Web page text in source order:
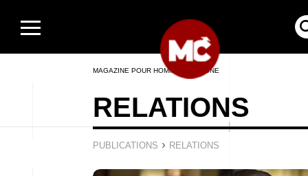
MAGAZINE POUR HOMMES EN LIGNE
RELATIONS
PUBLICATIONS › RELATIONS